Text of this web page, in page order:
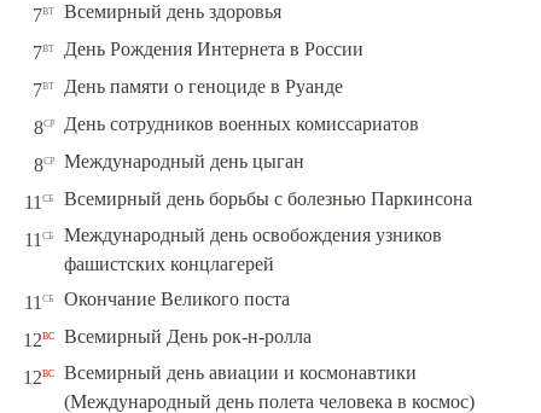
7вт Всемирный день здоровья
7вт День Рождения Интернета в России
7вт День памяти о геноциде в Руанде
8ср День сотрудников военных комиссариатов
8ср Международный день цыган
11 сб Всемирный день борьбы с болезнью Паркинсона
11 сб
Международный день освобождения узников
фашистских концлагерей
11 сб Окончание Великого поста
12вс Всемирный День рок-н-ролла
12вс Всемирный день авиации и космонавтики
(Международный день полета человека в космос)